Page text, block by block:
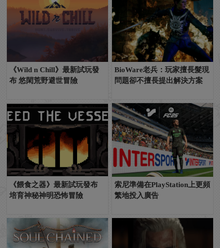
《Wild n Chill》最新試玩發
布 悠閑荒野避世冒險
BioWare老兵：玩家擅長髮現
問題卻不擅長提出解決方案
《餵食之器》最新試玩發布
培育神秘神明恐怖冒險
索尼準備在PlayStation上更頻
繁地投入廣告